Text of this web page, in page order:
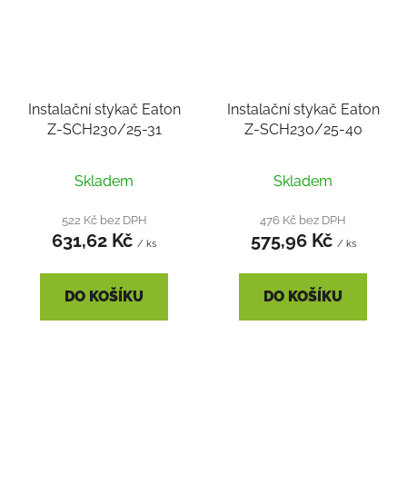
Instalační stykač Eaton
Z-SCH230/25-31
Skladem
522 Kč bez DPH
631,62 Kč / ks
DO KOŠÍKU
Instalační stykač Eaton
Z-SCH230/25-40
Skladem
476 Kč bez DPH
575,96 Kč / ks
DO KOŠÍKU